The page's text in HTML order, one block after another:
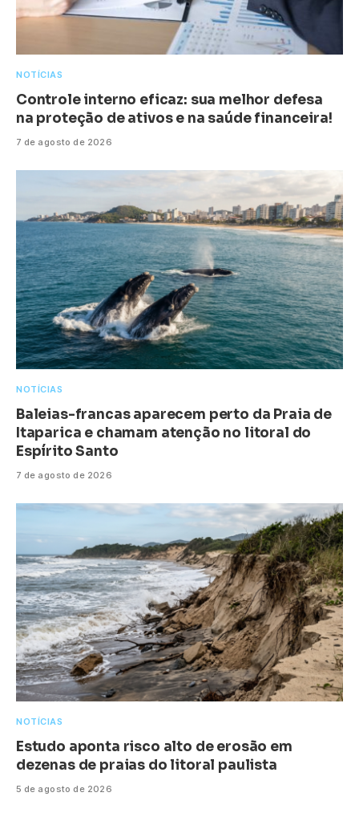
NOTÍCIAS
Controle interno eficaz: sua melhor defesa
na proteção de ativos e na saúde financeira!
7 de agosto de 2026
NOTÍCIAS
Baleias-francas aparecem perto da Praia de
Itaparica e chamam atenção no litoral do
Espírito Santo
7 de agosto de 2026
NOTÍCIAS
Estudo aponta risco alto de erosão em
dezenas de praias do litoral paulista
5 de agosto de 2026